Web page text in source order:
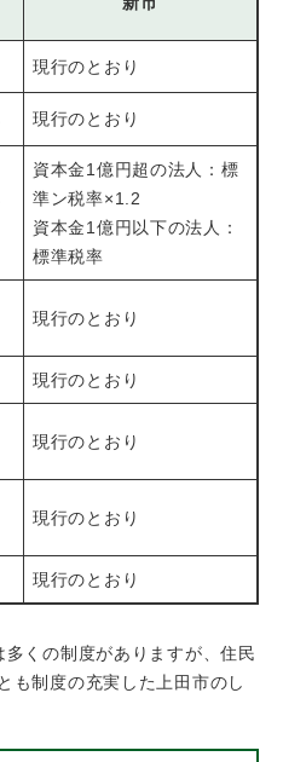
現行のとおり
現行のとおり
資本金1億円超の法人：標
準ン税率×1.2
資本金1億円以下の法人：
標準税率
現行のとおり
現行のとおり
現行のとおり
現行のとおり
現行のとおり
くの制度がありますが、住民
も制度の充実した上田市のし